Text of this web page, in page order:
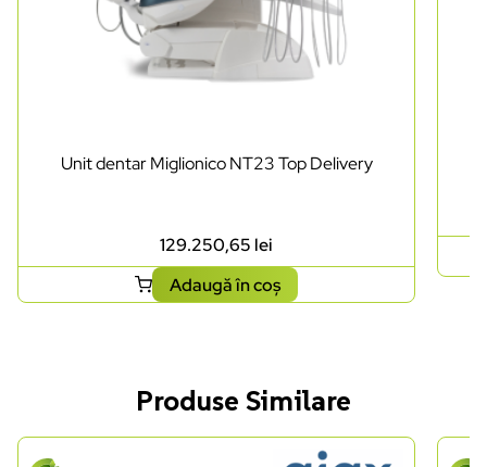
Unit dentar Miglionico NT23 Top Delivery
129.250,65 lei
Adaugă în coș
Produse Similare